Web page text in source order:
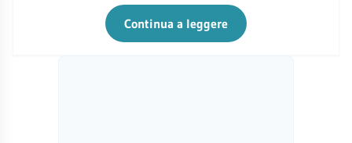
Continua a leggere